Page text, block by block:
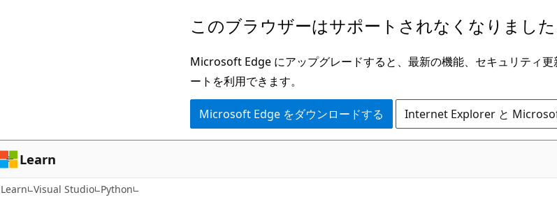
ン
ツ
に
ス
このブラウザーはサポートされなくなりました
Microsoft Edge にアップグレードすると、最新の機能、セキュリティ
ートを利用できます。
Microsoft Edge をダウンロードする Internet Explorer と
Learn
Learn Visual Studio Python